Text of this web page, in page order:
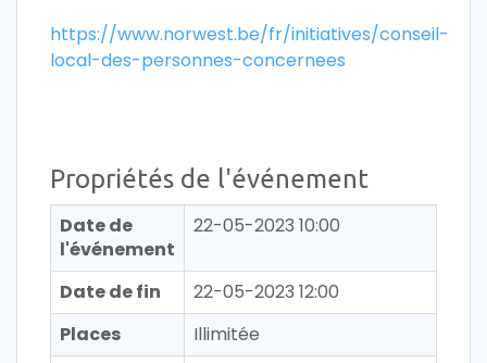
https://www.norwest.be/fr/initiatives/conseil-
local-des-personnes-concernees
Propriétés de l'événement
Date de
l'événement
22-05-2023 10:00
Date de fin
22-05-2023 12:00
Places
Illimitée